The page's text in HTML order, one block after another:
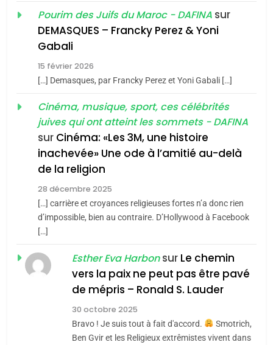
Oeil ravageur – Vanessa
De Loya Stauber
«Tu dis génocide, je dis
guerre»: La nouvelle
chanson de Boy George
ISRAÉL JUDAISME
Accords d’Isaac:
l’alliance pourrait
s’étendre à 13 pays
d’Amérique latine
ISRAÉL JUDAISME
2025, l’année la plus
Pourim des Juifs du Maroc - DAFINA sur
DEMASQUES – Francky Perez & Yoni
Gabali
15 février 2026
[…] Demasques, par Francky Perez et Yoni Gabali […]
Cinéma, musique, sport, ces célébrités
juives qui ont atteint les sommets - DAFINA
sur Cinéma: «Les 3M, une histoire
inachevée» Une ode à l’amitié au-delà
de la religion
28 décembre 2025
[…] carrière et croyances religieuses fortes n’a donc rien
d’impossible, bien au contraire. D’Hollywood à Facebook
[…]
Esther Eva Harbonsur Le chemin
vers la paix ne peut pas être pavé
de mépris – Ronald S. Lauder
30 octobre 2025
Bravo ! Je suis tout à fait d'accord.
Smotrich,
Ben Gvir et les Religieux extrêmistes vivent dans
meurtrière selon le rapport
l’antisémitisme
FIÈRE, DIGNE ET RÉSILIENTE :
POURQUOI JE REVENDIQUE
MA JUDAÏTE par Thérèse
Zrihen-Dvir
ISRAÉL
CE QUI NOUS MANQUE –
JUDAISME
Maroc : Les amandes de
Tafraout, le miel de Tadla
Azilal consacrés produits
DAFINA MAROC